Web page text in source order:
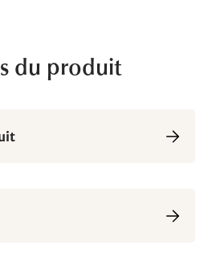
du produit